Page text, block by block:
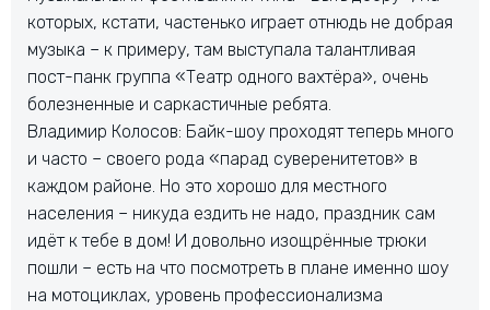
которых, кстати, частенько играет отнюдь не добрая
музыка – к примеру, там выступала талантливая
пост-панк группа «Театр одного вахтёра», очень
болезненные и саркастичные ребята.
Владимир Колосов: Байк-шоу проходят теперь много
и часто – своего рода «парад суверенитетов» в
каждом районе. Но это хорошо для местного
населения – никуда ездить не надо, праздник сам
идёт к тебе в дом! И довольно изощрённые трюки
пошли – есть на что посмотреть в плане именно шоу
на мотоциклах, уровень профессионализма